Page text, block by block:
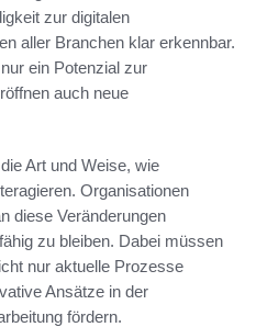
zur digitalen
aller Branchen klar erkennbar.
ein Potenzial zur
auch neue
Art und Weise, wie
Organisationen
diese Veränderungen
zu bleiben. Dabei müssen
nur aktuelle Prozesse
Ansätze in der
fördern.